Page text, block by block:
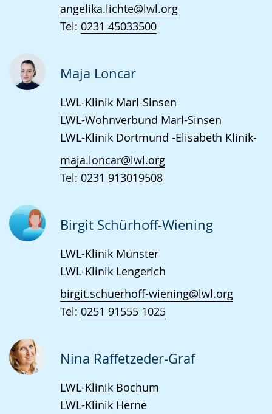
angelika.lichte@lwl.org
Tel: 0231 45033500
Maja Loncar
LWL-Klinik Marl-Sinsen
LWL-Wohnverbund Marl-Sinsen
LWL-Klinik Dortmund -Elisabeth Klinik-
maja.loncar@lwl.org
Tel: 0231 913019508
Birgit Schürhoff-Wiening
LWL-Klinik Münster
LWL-Klinik Lengerich
birgit.schuerhoff-wiening@lwl.org
Tel: 0251 91555 1025
Nina Raffetzeder-Graf
LWL-Klinik Bochum
LWL-Klinik Herne